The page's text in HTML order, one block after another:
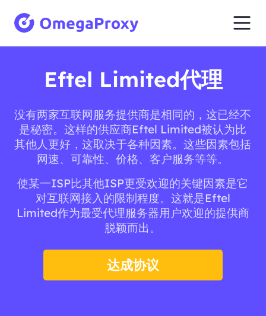
Eftel Limited代理
没有两家互联网服务提供商是相同的，这已经不
是秘密。这样的供应商Eftel Limited被认为比
其他人更好，这取决于各种因素。这些因素包括
网速、可靠性、价格、客户服务等等。
使某一ISP比其他ISP更受欢迎的关键因素是它
对互联网接入的限制程度。这就是Eftel
Limited作为最受代理服务器用户欢迎的提供商
脱颖而出。
达成协议